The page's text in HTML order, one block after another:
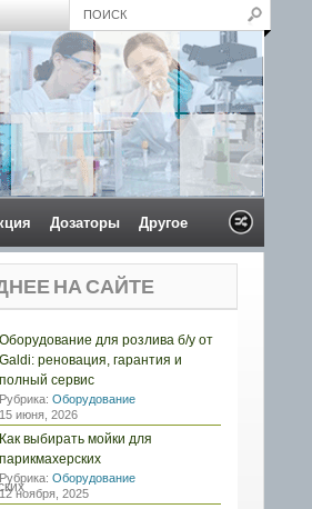
Дозаторы Другое
НА САЙТЕ
Оборудование для розлива б/у от
Galdi: реновация, гарантия и
полный сервис
Рубрика: Оборудование
15 июня, 2026
Как выбирать мойки для
парикмахерских
Рубрика: Оборудование
12 ноября, 2025